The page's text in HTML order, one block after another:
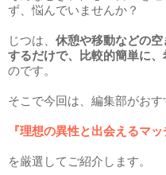
ず、悩んでいませんか？
じつは、 休憩や移動などの
するだけで、比較的簡単に
のです。
そこで今回は、編集部がおす
『理想の異性と出会えるマッ
を厳選してご紹介します。